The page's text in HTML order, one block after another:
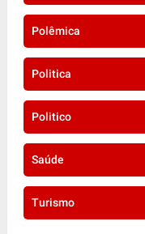
Polêmica
Politica
Politico
Saúde
Turismo